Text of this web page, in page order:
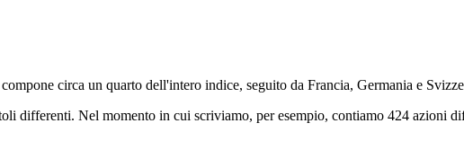
circa un quarto dell'intero indice, seguito da Francia, Germania e
differenti. Nel momento in cui scriviamo, per esempio, contiamo 424 azioni